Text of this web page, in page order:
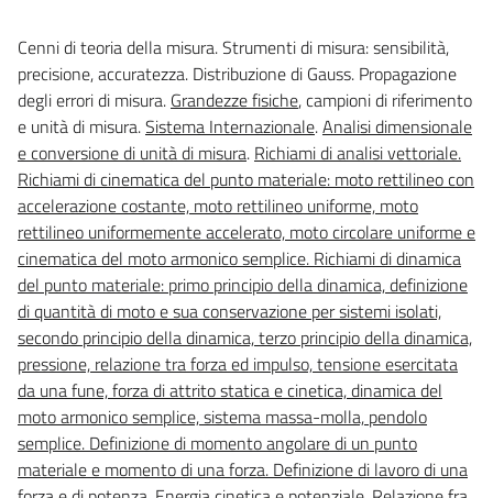
Cenni di teoria della misura. Strumenti di misura: sensibilità,
precisione, accuratezza. Distribuzione di Gauss. Propagazione
degli errori di misura. Grandezze fisiche, campioni di riferimento
e unità di misura.Sistema Internazionale.Analisi dimensionale
e conversione di unità di misura. Richiami di analisi vettoriale.
Richiami di cinematica del punto materiale: moto rettilineo con
accelerazione costante, moto rettilineo uniforme, moto
rettilineo uniformemente accelerato, moto circolare uniforme e
cinematica del moto armonico semplice. Richiami di dinamica
del punto materiale: primo principio della dinamica, definizione
di quantità di moto e sua conservazione per sistemi isolati,
secondo principio della dinamica, terzo principio della dinamica,
pressione, relazione tra forza ed impulso, tensione esercitata
da una fune, forza di attrito statica e cinetica, dinamica del
moto armonico semplice, sistema massa-molla, pendolo
semplice. Definizione di momento angolare di un punto
materiale e momento di una forza. Definizione di lavoro di una